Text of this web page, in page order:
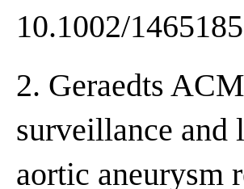
10.1002/
2. Geraedts
surveillance and
aortic aneurysm